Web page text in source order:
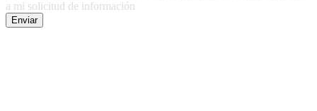
a mi solicitud de información
Enviar